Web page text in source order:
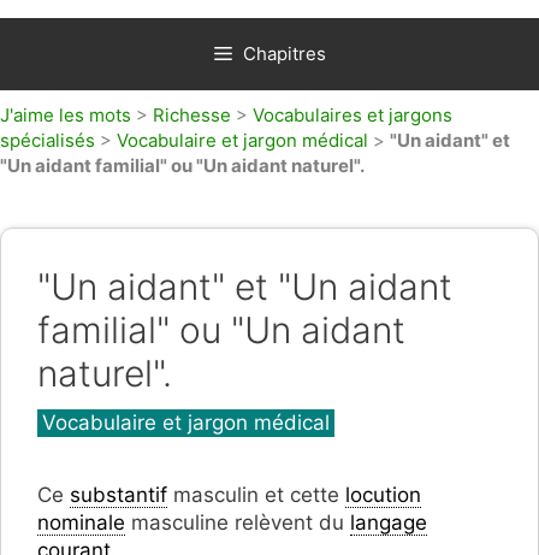
Chapitres
J'aime les mots > Richesse > Vocabulaires et jargons
spécialisés > Vocabulaire et jargon médical > "Un aidant" et
"Un aidant familial" ou "Un aidant naturel".
"Un aidant" et "Un aidant
familial" ou "Un aidant
naturel".
Catégories
Vocabulaire et jargon médical
Ce substantif masculin et cette locution
nominale masculine relèvent du langage